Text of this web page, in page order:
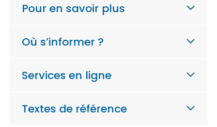
Pour en savoir plus
Où s’informer ?
Services en ligne
Textes de référence